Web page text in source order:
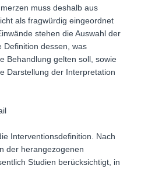
muss deshalb aus
als fragwürdig eingeordnet
stehen die Auswahl der
Definition dessen, was
Behandlung gelten soll, sowie
Darstellung der Interpretation
Interventionsdefinition. Nach
der herangezogenen
Studien berücksichtigt, in